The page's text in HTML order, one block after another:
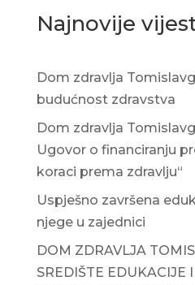
Najnovije
Dom zdravlja
budućnost zdravstva
Dom zdravlja
Ugovor o financiranju
koraci prema zdravlju“
Uspješno završena
njege u zajednici
DOM ZDRAVLJA
SREDIŠTE EDUKACIJE